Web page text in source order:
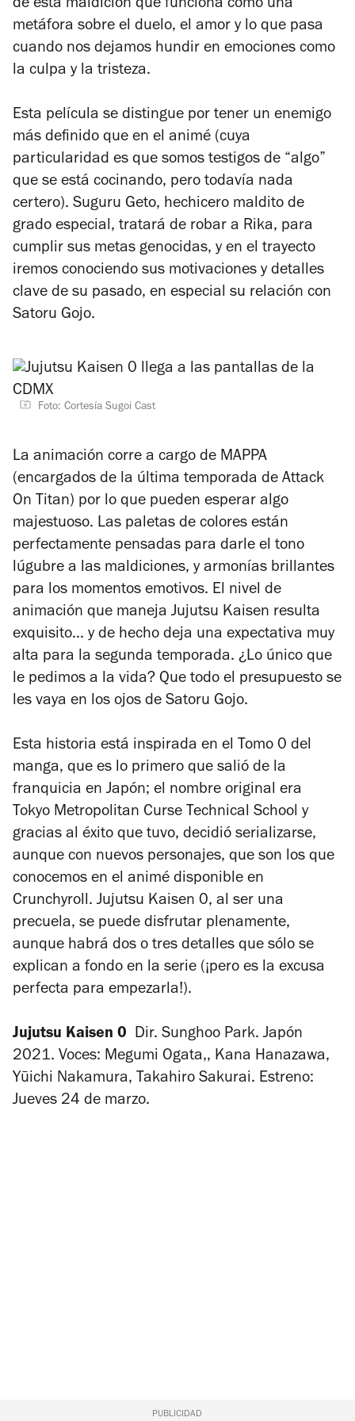
de esta maldición que funciona como una
metáfora sobre el duelo, el amor y lo que pasa
cuando nos dejamos hundir en emociones como
la culpa y la tristeza.
Esta película se distingue por tener un enemigo
más definido que en el animé (cuya
particularidad es que somos testigos de “algo”
que se está cocinando, pero todavía nada
certero). Suguru Geto, hechicero maldito de
grado especial, tratará de robar a Rika, para
cumplir sus metas genocidas, y en el trayecto
iremos conociendo sus motivaciones y detalles
clave de su pasado, en especial su relación con
Satoru Gojo.
Foto: Cortesía Sugoi Cast
La animación corre a cargo de MAPPA
(encargados de la última temporada de Attack
On Titan) por lo que pueden esperar algo
majestuoso. Las paletas de colores están
perfectamente pensadas para darle el tono
lúgubre a las maldiciones, y armonías brillantes
para los momentos emotivos. El nivel de
animación que maneja Jujutsu Kaisen resulta
exquisito… y de hecho deja una expectativa muy
alta para la segunda temporada. ¿Lo único que
le pedimos a la vida? Que todo el presupuesto se
les vaya en los ojos de Satoru Gojo.
Esta historia está inspirada en el Tomo 0 del
manga, que es lo primero que salió de la
franquicia en Japón; el nombre original era
Tokyo Metropolitan Curse Technical School y
gracias al éxito que tuvo, decidió serializarse,
aunque con nuevos personajes, que son los que
conocemos en el animé disponible en
Crunchyroll. Jujutsu Kaisen 0, al ser una
precuela, se puede disfrutar plenamente,
aunque habrá dos o tres detalles que sólo se
explican a fondo en la serie (¡pero es la excusa
perfecta para empezarla!).
Jujutsu Kaisen 0 Dir. Sunghoo Park. Japón
2021. Voces: Megumi Ogata,, Kana Hanazawa,
Yūichi Nakamura, Takahiro Sakurai. Estreno:
Jueves 24 de marzo.
PUBLICIDAD